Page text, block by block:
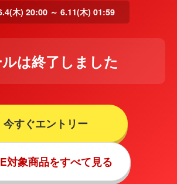
木) 20:00 ～ 6.11(木) 01:59
は終了しました
今すぐエントリー
対象商品をすべて見る